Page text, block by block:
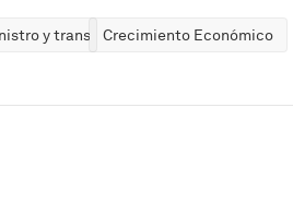
y transporteCrecimiento Económico